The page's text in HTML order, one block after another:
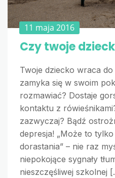
11 maja 2016
Czy twoje
Twoje dziecko wraca do
zamyka się w swoim
rozmawiać? Dostaje
kontaktu z
zazwyczaj? Bądź
depresja! „Może to
dorastania” – nie raz
niepokojące sygnały
nieszczęśliwej szkolnej